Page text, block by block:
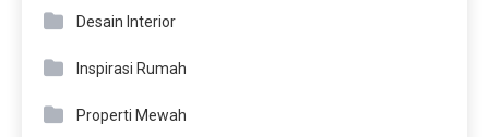
Desain Interior
Inspirasi Rumah
Properti Mewah